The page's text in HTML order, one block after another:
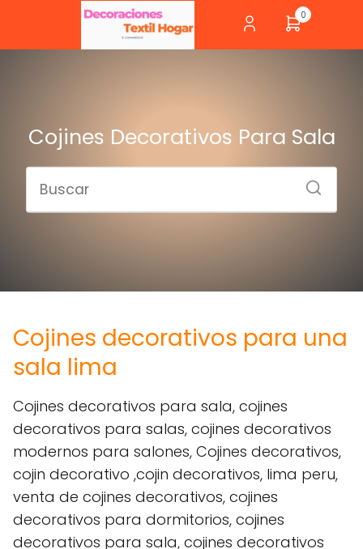
0
Cojines Decorativos Para Sala
Cojines decorativos para una
sala lima
Cojines decorativos para sala, cojines
decorativos para salas, cojines decorativos
modernos para salones, Cojines decorativos,
cojin decorativo ,cojin decorativos, lima peru,
venta de cojines decorativos, cojines
decorativos para dormitorios, cojines
decorativos para sala, cojines decorativos